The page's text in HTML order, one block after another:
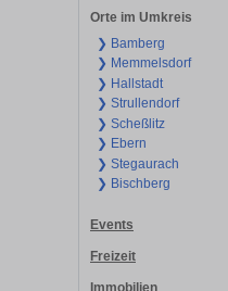
Orte im Umkreis
❯ Bamberg
❯ Memmelsdorf
❯ Hallstadt
❯ Strullendorf
❯ Scheßlitz
❯ Ebern
❯ Stegaurach
❯ Bischberg
Events
Freizeit
Immobilien